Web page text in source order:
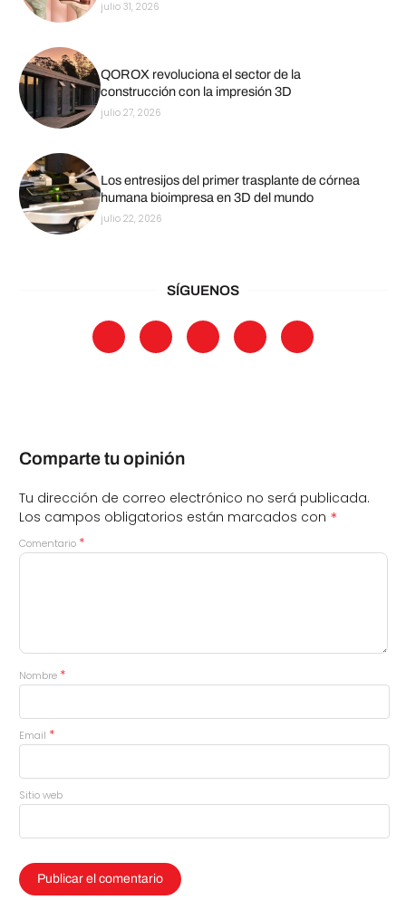
julio 31, 2026
QOROX revoluciona el sector de la
construcción con la impresión 3D
julio 27, 2026
Los entresijos del primer trasplante de córnea
humana bioimpresa en 3D del mundo
julio 22, 2026
SÍGUENOS
Comparte tu opinión
Tu dirección de correo electrónico no será publicada.
Los campos obligatorios están marcados con *
Comentario *
Nombre *
Email *
Sitio web